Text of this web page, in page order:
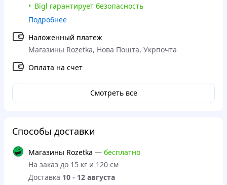
Bigl гарантирует безопасность
Подробнее
Наложенный платеж
Магазины Rozetka, Нова Пошта, Укрпочта
Оплата на счет
Смотреть все
Способы доставки
Магазины Rozetka — бесплатно
На заказ до 15 кг и 120 см
Доставка 10 - 12 августа